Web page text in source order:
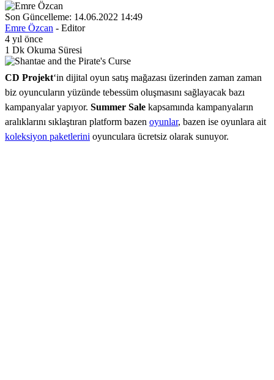
Son Güncelleme: 14.06.2022 14:49
Emre Özcan - Editor
4 yıl önce
1 Dk Okuma Süresi
CD Projekt‘in dijital oyun satış mağazası üzerinden zaman zaman
biz oyuncuların yüzünde tebessüm oluşmasını sağlayacak bazı
kampanyalar yapıyor. Summer Sale kapsamında kampanyaların
aralıklarını sıklaştıran platform bazen oyunlar, bazen ise oyunlara ait
koleksiyon paketlerini oyunculara ücretsiz olarak sunuyor.